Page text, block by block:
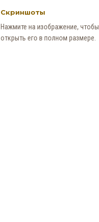
Скриншоты
Нажмите на изображение, чтобы
открыть его в полном размере.